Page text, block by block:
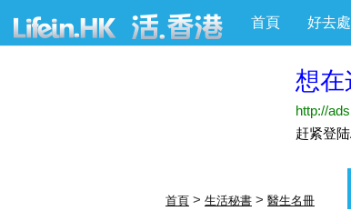
首頁 好去處
首頁 > 生活秘書 > 醫生名冊